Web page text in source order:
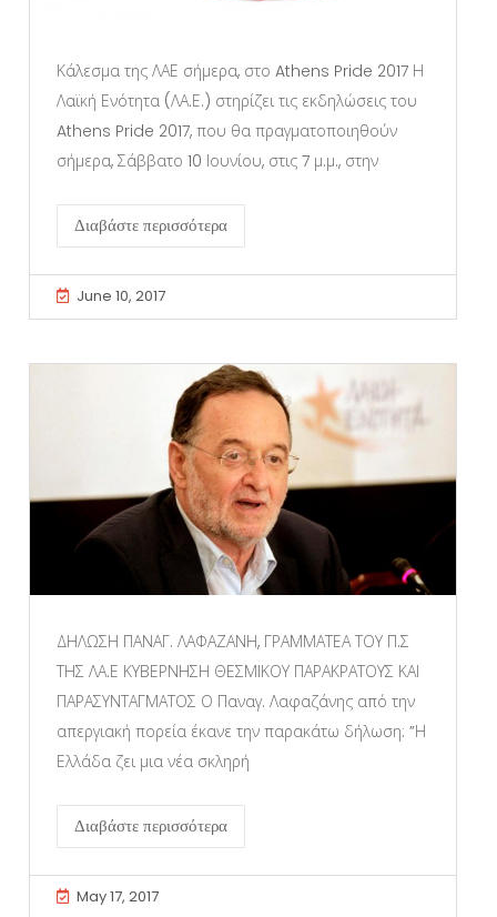
Κάλεσμα της ΛΑΕ σήμερα, στο Athens Pride 2017 Η
Λαϊκή Ενότητα (ΛΑ.Ε.) στηρίζει τις εκδηλώσεις του
Athens Pride 2017, που θα πραγματοποιηθούν
σήμερα, Σάββατο 10 Ιουνίου, στις 7 μ.μ., στην
Διαβάστε περισσότερα
June 10, 2017
ΔΗΛΩΣΗ ΠΑΝΑΓ. ΛΑΦΑΖΑΝΗ, ΓΡΑΜΜΑΤΕΑ ΤΟΥ Π.Σ
ΤΗΣ ΛΑ.Ε ΚΥΒΕΡΝΗΣΗ ΘΕΣΜΙΚΟΥ ΠΑΡΑΚΡΑΤΟΥΣ ΚΑΙ
ΠΑΡΑΣΥΝΤΑΓΜΑΤΟΣ Ο Παναγ. Λαφαζάνης από την
απεργιακή πορεία έκανε την παρακάτω δήλωση: ”Η
Ελλάδα ζει μια νέα σκληρή
Διαβάστε περισσότερα
May 17, 2017